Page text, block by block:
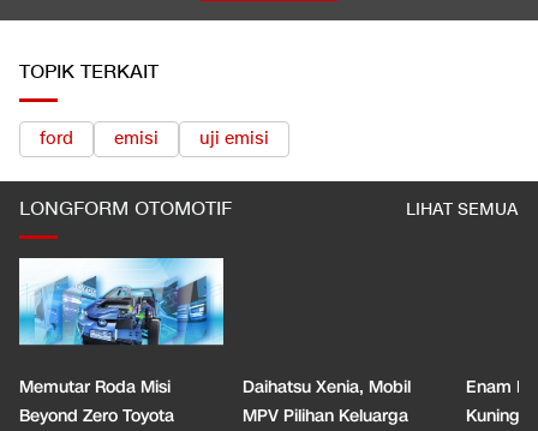
TOPIK TERKAIT
ford emisi uji emisi
LONGFORM OTOMOTIF LIHAT SEMUA
Memutar Roda Misi
Beyond Zero Toyota
Daihatsu Xenia, Mobil
MPV Pilihan Keluarga
Enam
Kuning